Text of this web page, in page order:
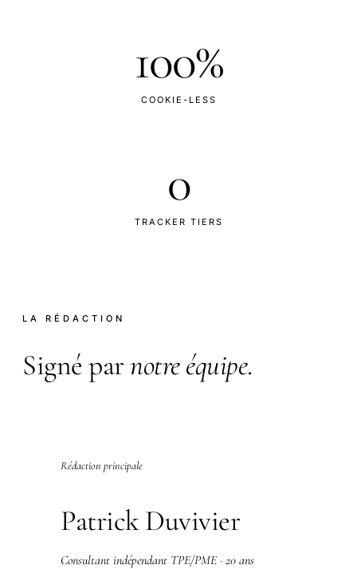
100%
COOKIE-LESS
0
TRACKER TIERS
LA RÉDACTION
Signé parnotre équipe.
Rédaction principale
Patrick Duvivier
Consultant indépendant TPE/PME · 20 ans